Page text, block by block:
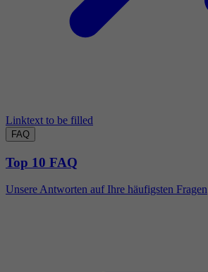
Linktext to be filled
FAQ
Top 10 FAQ
Unsere Antworten auf Ihre häufigsten Fragen